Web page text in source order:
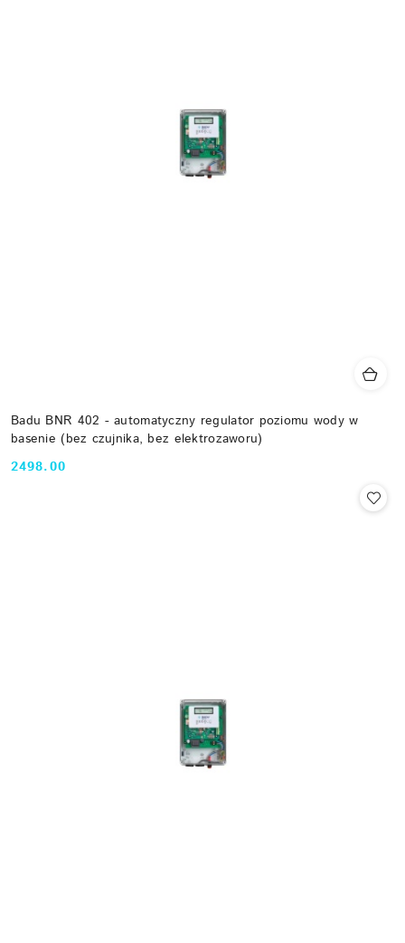
Badu BNR 402 - automatyczny regulator poziomu wody w
basenie (bez czujnika, bez elektrozaworu)
Cena:
2498.00